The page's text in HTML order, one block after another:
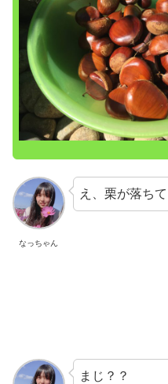
なっちゃん
え、栗が落ち
まじ？？